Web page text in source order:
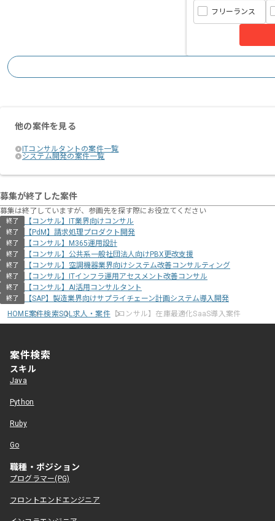
フリーランス
他の案件を見る
ITコンサルタントの案件一覧
システム開発の案件一覧
募集が終了した案件
募集は終了していますが、参画先を探す際にお役立てください
終了 【コンサル】IT業界向けコンサル
終了 【PdM】請求処理プロダクト開発
終了 【コンサル】M365運用設計
終了 【コンサル】公共系一般社団法人向けPBX更改支援
終了 【コンサル】空調機器業界向けシステム改善コンサルティング
終了 【コンサル】ITインフラ運用アセスメント改善コンサル
終了 【コンサル】AI活用コンサルタント
終了
【SAP】製造業界向けサプライチェーン計画システム導入開発
HOME案件検索SQL求人・案件【コンサル】在庫最適化SaaS導入案件
案件検索
スキル
Java
Python
Ruby
Go
職種・ポジション
プログラマー(PG)
フロントエンドエンジニア